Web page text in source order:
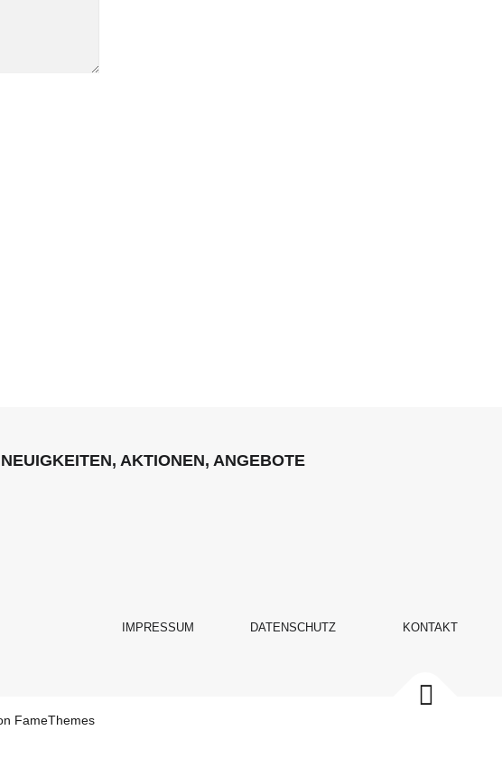
AKTIONEN, ANGEBOTE
IMPRESSUM DATENSCHUTZ KONTAKT
FameThemes